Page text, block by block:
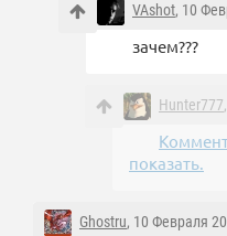
VAshot, 10
зачем???
Hunter777
показать.
Ghostru, 10 Февраля